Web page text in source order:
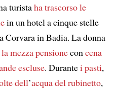
turistaha trascorso le
in un hotel a cinque stelle
Corvara in Badia. La donna
la mezza pensionecon cena
escluse. Durantei pasti,
dell’acqua del rubinetto,